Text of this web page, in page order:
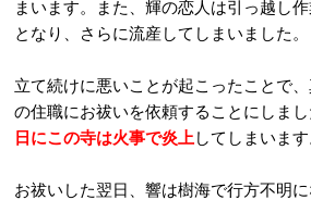
まいます。また、輝の恋人は引っ越し
となり、さらに流産してしまいました。
立て続けに悪いことが起こったことで
の住職にお祓いを依頼することにしまし
日にこの寺は火事で炎上 してしまいます
お祓いした翌日、響は樹海で行方不明